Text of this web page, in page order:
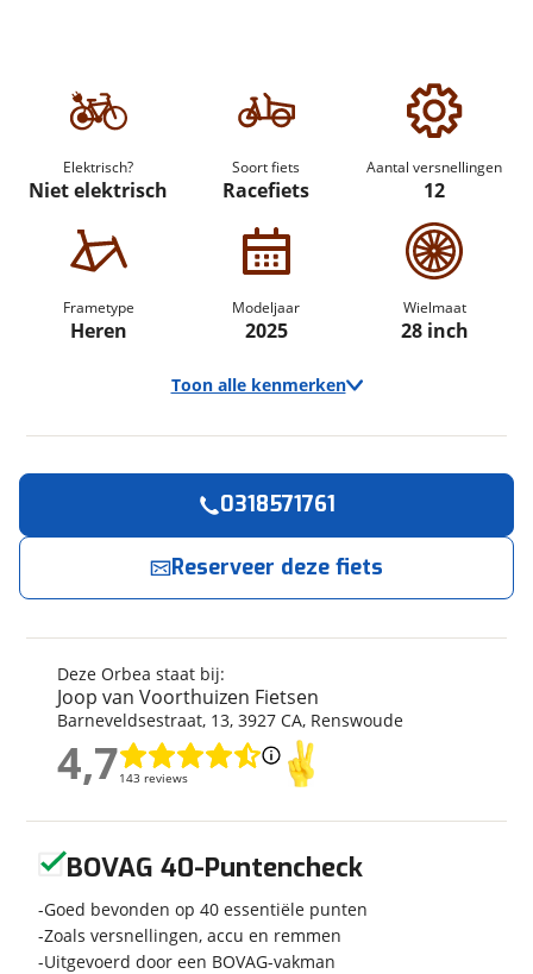
Elektrisch?
Niet elektrisch
Soort fiets
Racefiets
Aantal versnellingen
12
Frametype
Heren
Modeljaar
2025
Wielmaat
28 inch
Toon alle kenmerken
Orbea
Model
ORCA AERO M20iLTD PWR
Frametype
Heren
Framehoogte
60 cm
Wielmaat
28 inch
Nieuw of occasion
Nieuw
Techniek
Transmissie
Derailleur
Deze Orbea staat bij:
Joop van Voorthuizen Fietsen
Barneveldsestraat, 13, 3927 CA, Renswoude
4,7143 reviews
4,7
0318571761
Reserveer deze fiets
nu!
Joop van Voorthuizen Fietsen neemt snel
Naam
BOVAG 40-Puntencheck
Goed bevonden op 40 essentiële punten
Zoals versnellingen, accu en remmen
Uitgevoerd door een BOVAG-vakman